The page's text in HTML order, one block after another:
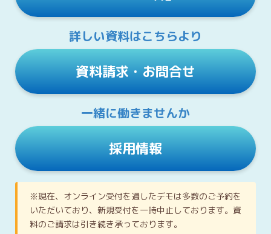
詳しい資料はこちらより
資料請求・お問合せ
一緒に働きませんか
採用情報
※現在、オンライン受付を通したデモは多数のご予約を
いただいており、新規受付を一時中止しております。資
料のご請求は引き続き承っております。